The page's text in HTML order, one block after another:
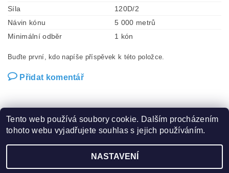
Síla
120D/2
Návin kónu
5 000 metrů
Minimální odběr
1 kón
Buďte první, kdo napíše příspěvek k této položce.
Přidat komentář
Zboží.cz | Heureka.cz | Hot-fix.cz | Crystalstyle.cz
2026 ©Vysivaci.cz, všechna práva vyhrazena
Tento web používá soubory cookie. Dalším procházením
tohoto webu vyjadřujete souhlas s jejich používáním.
NASTAVENÍ